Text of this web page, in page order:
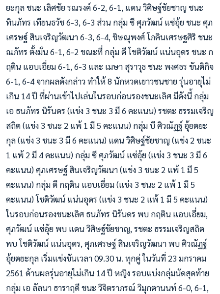
ยะกุล ชนะ เลิศชัย รณรงค์ 6-2, 6-1, แดน วิศิษฐ์ชัยชาญ ชนะ
ทินภัทร เทียนธวัช 6-3, 6-3 ส่วน กลุ่ม ซี ศุภวัฒน์ แซ่อุ้ย ชนะ ศุภ
เศรษฐ์ สินเจริญวัฒนา 6-3, 6-4, ชิษณุพงศ์ โภคินเศรษฐศิริ ชนะ
ณภัทร ตั้งมั่น 6-1, 6-2 ขณะที่ กลุ่ม ดี โชติวัฒน์ แน่นอุดร ชนะ ก
ฤติน แอบเอี่ยม 6-1, 6-3 และ เมษา สุราวุธ ชนะ พงศธร ขันติกิจ
6-1, 6-4 จากผลดังกล่าว ทำให้ 8 นักหวดเยาวชนชาย รุ่นอายุไม่
เกิน 14 ปี ที่ผ่านเข้าไปเล่นในรอบก่อนรองชนะเลิศ มีดังนี้ กลุ่ม
เอ ธนภัทร นิรันดร (แข่ง 3 ชนะ 3 มี 6 คะแนน) รชตะ ธรรมเจริญ
สถิต (แข่ง 3 ชนะ 2 แพ้ 1 มี 5 คะแนน) กลุ่ม บี ศิวณัฏฐ์ อุ้ยตยะ
กุล (แข่ง 3 ชนะ 3 มี 6 คะแนน) แดน วิศิษฐ์ชัยชาญ (แข่ง 2 ชนะ
1 แพ้ 2 มี 4 คะแนน) กลุ่ม ซี ศุภวัฒน์ แซ่อุ้ย (แข่ง 3 ชนะ 3 มี 6
คะแนน) ศุภเศรษฐ์ สินเจริญวัฒนา (แข่ง 3 ชนะ 2 แพ้ 1 มี 5
คะแนน) กลุ่ม ดี กฤติน แอบเอี่ยม (แข่ง 3 ชนะ 2 แพ้ 1 มี 5
คะแนน) โชติวัฒน์ แน่นอุดร (แข่ง 3 ชนะ 2 แพ้ 1 มี 5 คะแนน)
ในรอบก่อนรองชนะเลิศ ธนภัทร นิรันดร พบ กฤติน แอบเอี่ยม,
ศุภวัฒน์ แซ่อุ้ย พบ แดน วิศิษฐ์ชัยชาญ, รชตะ ธรรมเจริญสถิต
พบ โชติวัฒน์ แน่นอุดร, ศุภเศรษฐ์ สินเจริญวัฒนา พบ ศิวณัฏฐ์
อุ้ยตยะกุล เริ่มแข่งขันเวลา 09.30 น. ทุกคู่ ในวันที่ 23 มกราคม
2561 ด้านผลรุ่นอายุไม่เกิน 14 ปี หญิง รอบแบ่งกลุ่มนัดสุดท้าย
กลุ่ม เอ ลัลนา ธาราฤดี ชนะ วิจิตราภรณ์ วิมุกตานนท์ 6-0, 6-1,